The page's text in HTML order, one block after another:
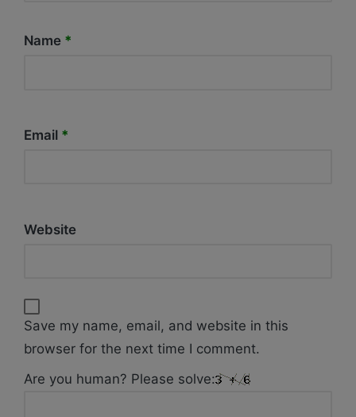
Name *
Email *
Website
Save my name, email, and website in this
browser for the next time I comment.
Are you human? Please solve: